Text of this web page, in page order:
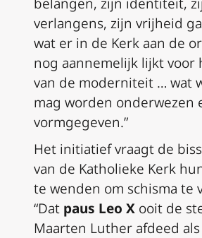
verlangens, zijn vrijheid
wat er in de Kerk aan de
nog aannemelijk lijkt voor
van de moderniteit … wat
mag worden onderwezen
vormgegeven.”
Het initiatief vraagt de
van de Katholieke Kerk
te wenden om schisma te
“Dat paus Leo X ooit de
Maarten Luther afdeed